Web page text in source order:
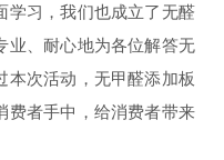
学习，我们也成立了无醛
业、耐心地为各位解答无
本次活动，无甲醛添加板
费者手中，给消费者带来